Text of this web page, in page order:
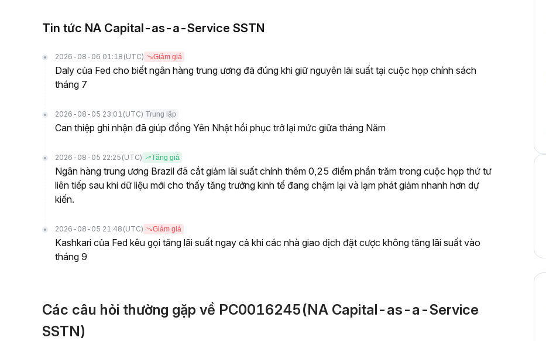
Tin tức NA Capital-as-a-Service SSTN
2026-08-06 01:18 (UTC) Giảm giá
Daly của Fed cho biết ngân hàng trung ương đã đúng khi giữ nguyên lãi suất tại cuộc họp chính sách
tháng 7
2026-08-05 23:01 (UTC) Trung lập
Can thiệp ghi nhận đã giúp đồng Yên Nhật hồi phục trở lại mức giữa tháng Năm
2026-08-05 22:25 (UTC) Tăng giá
Ngân hàng trung ương Brazil đã cắt giảm lãi suất chính thêm 0,25 điểm phần trăm trong cuộc họp thứ tư
liên tiếp sau khi dữ liệu mới cho thấy tăng trưởng kinh tế đang chậm lại và lạm phát giảm nhanh hơn dự
kiến.
2026-08-05 21:48 (UTC) Giảm giá
Kashkari của Fed kêu gọi tăng lãi suất ngay cả khi các nhà giao dịch đặt cược không tăng lãi suất vào
tháng 9
Các câu hỏi thường gặp về PC0016245(NA Capital-as-a-Service
SSTN)